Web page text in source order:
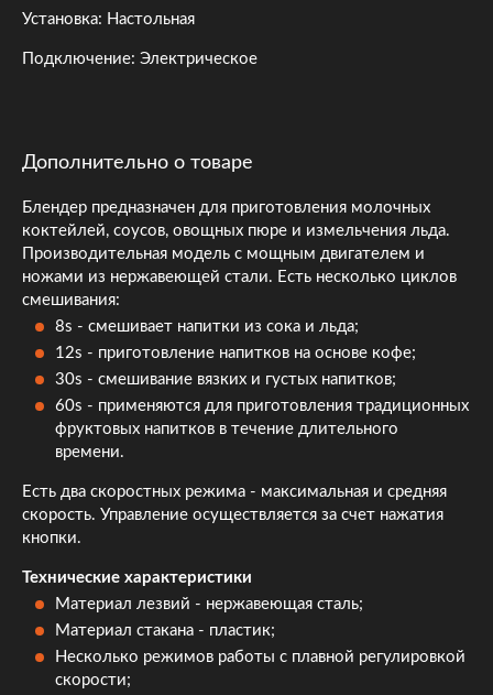
Установка: Настольная
Подключение: Электрическое
Дополнительно о товаре
Блендер предназначен для приготовления молочных
коктейлей, соусов, овощных пюре и измельчения льда.
Производительная модель с мощным двигателем и
ножами из нержавеющей стали. Есть несколько циклов
смешивания:
8s - смешивает напитки из сока и льда;
12s - приготовление напитков на основе кофе;
30s - смешивание вязких и густых напитков;
60s - применяются для приготовления традиционных
фруктовых напитков в течение длительного
времени.
Есть два скоростных режима - максимальная и средняя
скорость. Управление осуществляется за счет нажатия
кнопки.
Технические характеристики
Материал лезвий - нержавеющая сталь;
Материал стакана - пластик;
Несколько режимов работы с плавной регулировкой
скорости;